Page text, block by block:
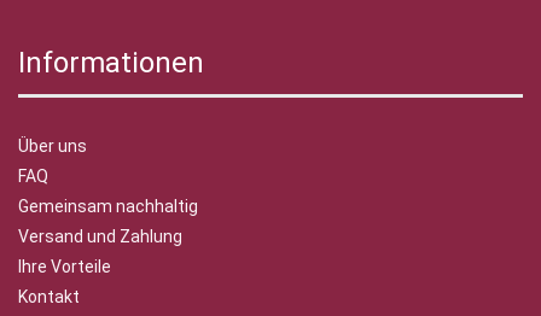
Informationen
Über uns
FAQ
Gemeinsam nachhaltig
Versand und Zahlung
Ihre Vorteile
Kontakt